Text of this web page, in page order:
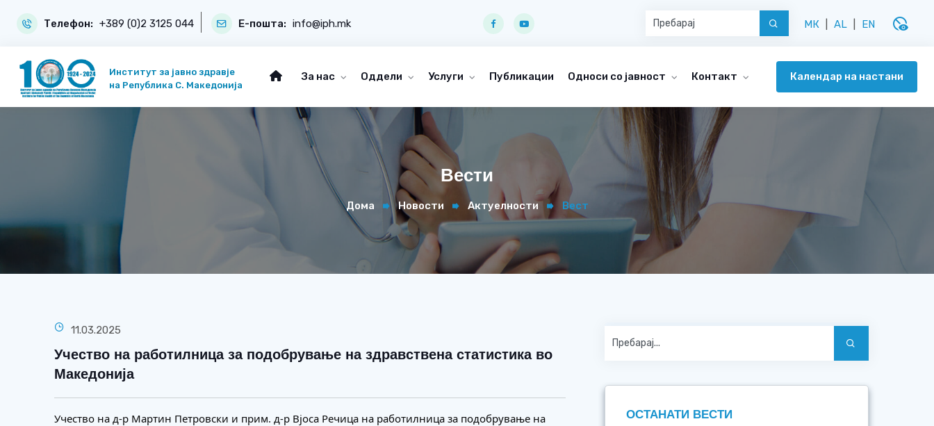
Телефон: +389 (0)2 3125 044 Е-пошта: info@iph.mk МК AL EN disabled_visible
Институт за јавно здравје
на Република С. Македонија
За нас Оддели Услуги Публикации Односи со јавност Контакт Календар на настани
Вести
Дома Новости Актуелности Вест
11.03.2025
Учество на работилница за подобрување на здравствена статистика во
Македонија
Учество на д-р Мартин Петровски и прим. д-р Вјоса Речица на работилница за подобрување на
ОСТАНАТИ ВЕСТИ